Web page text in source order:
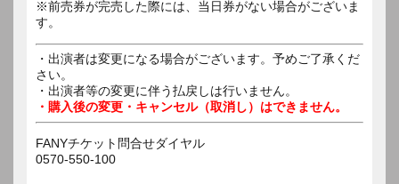
※前売券が完売した際には、当日券がない場合がございま
す。
・出演者は変更になる場合がございます。予めご了承くだ
さい。
・出演者等の変更に伴う払戻しは行いません。
・購入後の変更・キャンセル（取消し）はできません。
FANYチケット問合せダイヤル
0570-550-100